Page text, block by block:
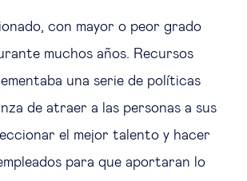
Sobre nosotros
& knowledge by
Suscríbete
con mayor o peor grado
muchos años. Recursos
una serie de políticas
de atraer a las personas a sus
el mejor talento y hacer
para que aportaran lo